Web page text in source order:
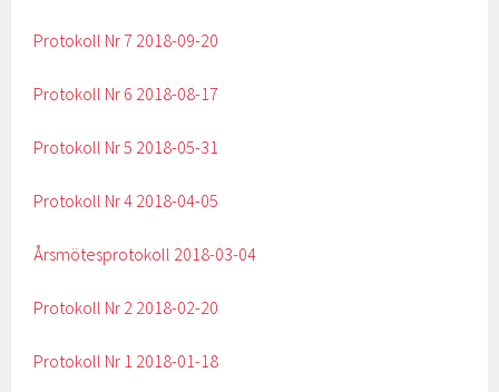
Protokoll Nr 7 2018-09-20
Protokoll Nr 6 2018-08-17
Protokoll Nr 5 2018-05-31
Protokoll Nr 4 2018-04-05
Årsmötesprotokoll 2018-03-04
Protokoll Nr 2 2018-02-20
Protokoll Nr 1 2018-01-18